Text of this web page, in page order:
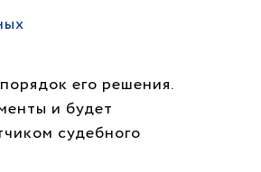
его решения.
и будет
судебного